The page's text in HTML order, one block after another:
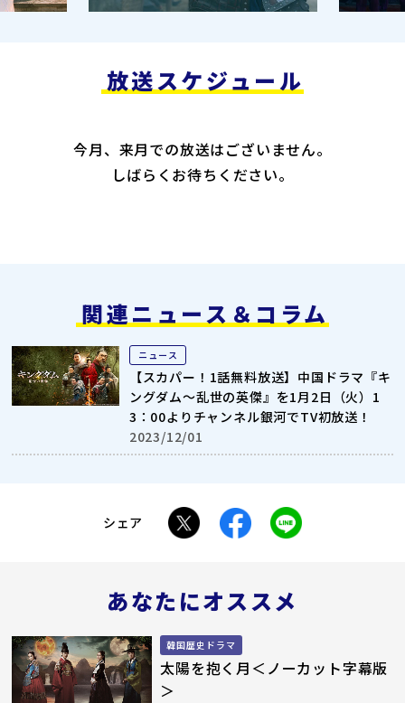
放送スケジュール
今月、来月での放送はございません。
しばらくお待ちください。
関連ニュース＆コラム
ニュース
【スカパー！1話無料放送】中国ドラマ『キ
ングダム～乱世の英傑』を1月2日（火）1
3：00よりチャンネル銀河でTV初放送！
2023/12/01
シェア
あなたにオススメ
韓国歴史ドラマ
太陽を抱く月＜ノーカット字幕版
＞